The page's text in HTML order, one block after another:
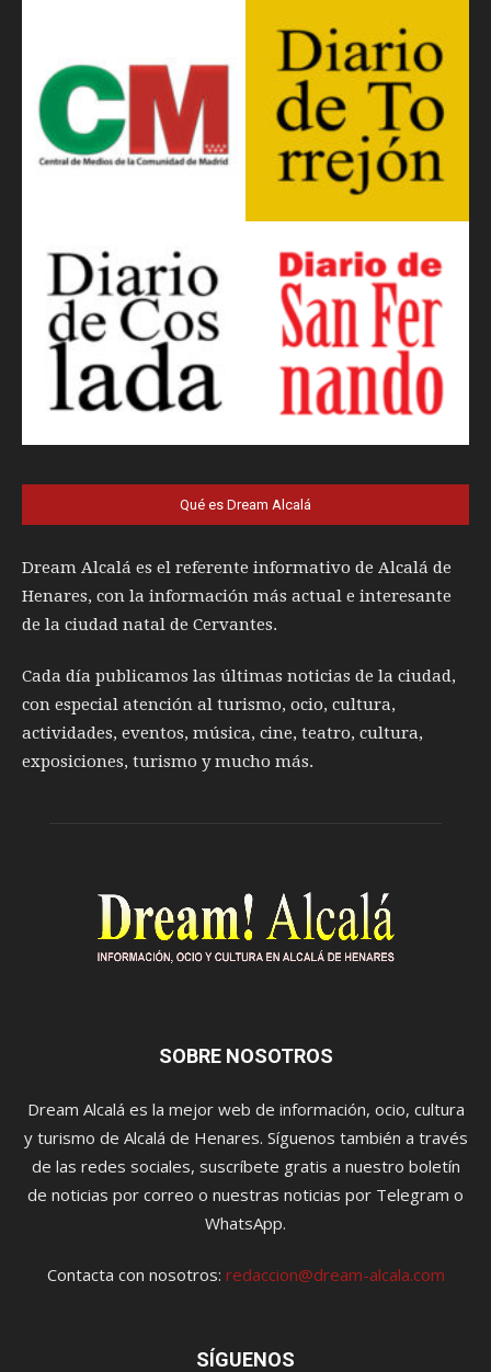
Qué es Dream Alcalá
Dream Alcalá es el referente informativo de Alcalá de
Henares, con la información más actual e interesante
de la ciudad natal de Cervantes.
Cada día publicamos las últimas noticias de la ciudad,
con especial atención al turismo, ocio, cultura,
actividades, eventos, música, cine, teatro, cultura,
exposiciones, turismo y mucho más.
SOBRE NOSOTROS
Dream Alcalá es la mejor web de información, ocio, cultura
y turismo de Alcalá de Henares. Síguenos también a través
de las redes sociales, suscríbete gratis a nuestro boletín
de noticias por correo o nuestras noticias por Telegram o
WhatsApp.
Contacta con nosotros: redaccion@dream-alcala.com
SÍGUENOS